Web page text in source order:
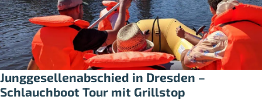
Junggesellenabschied in Dresden –
Schlauchboot Tour mit Grillstop